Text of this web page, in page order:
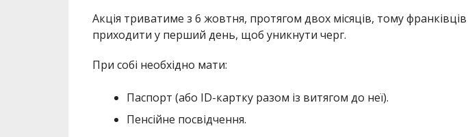
Акція триватиме з 6 жовтня, протягом двох місяців, тому
приходити у перший день, щоб уникнути черг.
При собі необхідно мати:
Паспорт (або ID-картку разом із витягом до неї).
Пенсійне посвідчення.